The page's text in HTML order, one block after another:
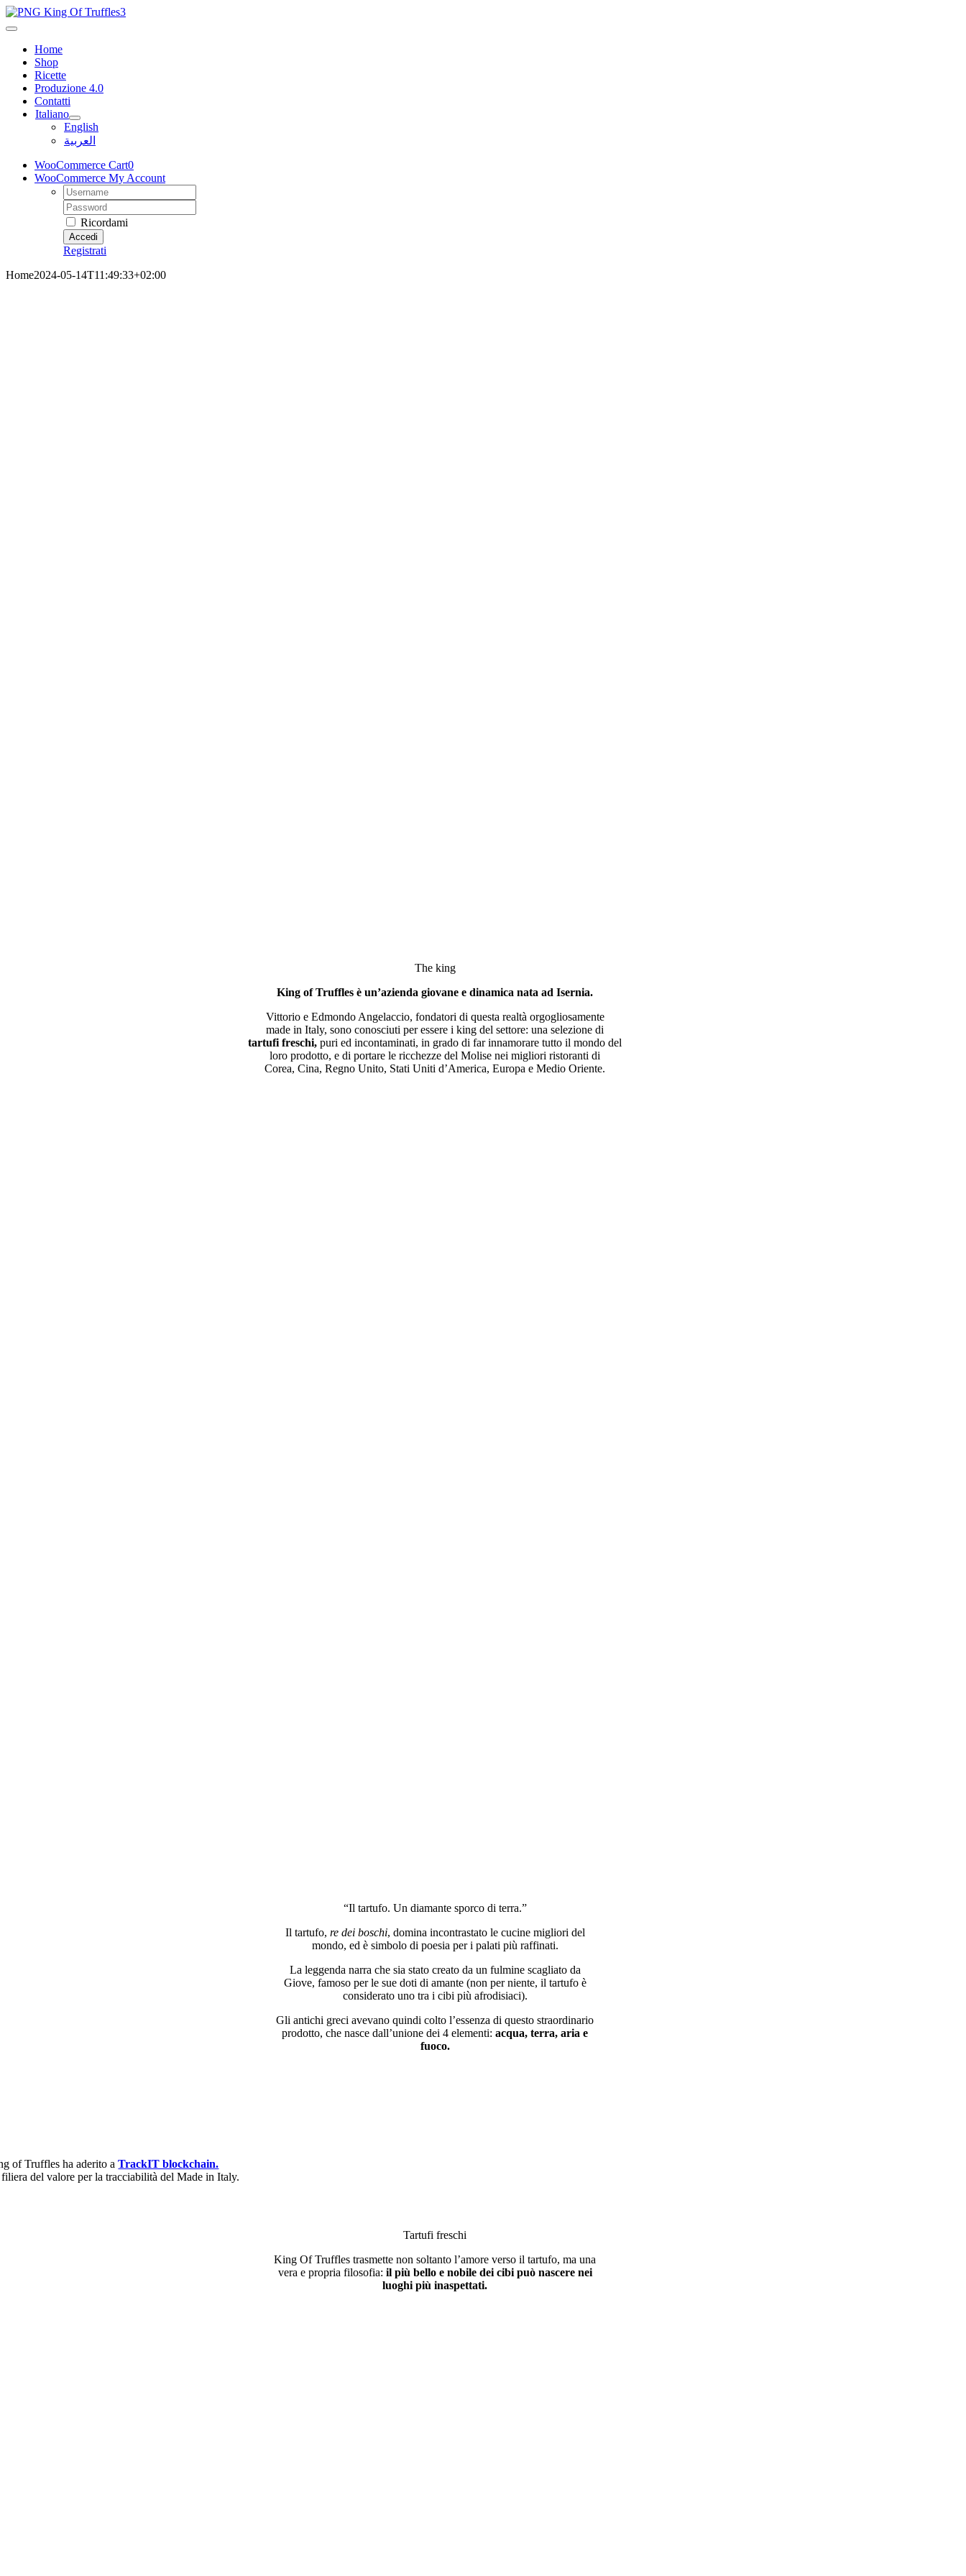
Salta
al
Toggle
NavigationHome
Shop
Ricette
Produzione 4.0
Contatti
Italiano
English
العربية
WooCommerce Cart0
WooCommerce My Account
Username:
Password:
Ricordami
Registrati
Home2024-05-14T11:49:33+02:00
The king
King of Truffles è un’azienda giovane e dinamica nata ad Isernia.
Vittorio e Edmondo Angelaccio, fondatori di questa realtà orgogliosamente
made in Italy, sono conosciuti per essere i king del settore: una selezione di
tartufi freschi,puri ed incontaminati, in grado di far innamorare tutto il mondo del
loro prodotto, e di portare le ricchezze del Molise nei migliori ristoranti di
Corea, Cina, Regno Unito, Stati Uniti d’America, Europa e Medio Oriente.
“Il tartufo. Un diamante sporco di terra.”
Il tartufo, re dei boschi, domina incontrastato le cucine migliori del
mondo, ed è simbolo di poesia per i palati più raffinati.
La leggenda narra che sia stato creato da un fulmine scagliato da
Giove, famoso per le sue doti di amante (non per niente, il tartufo è
considerato uno tra i cibi più afrodisiaci).
Gli antichi greci avevano quindi colto l’essenza di questo straordinario
prodotto, che nasce dall’unione dei 4 elementi:acqua, terra, aria e
fuoco.
of Truffles ha aderito aTrackIT blockchain.
del valore per la tracciabilità del Made in Italy.
Tartufi freschi
King Of Truffles trasmette non soltanto l’amore verso il tartufo, ma una
vera e propria filosofia: il più bello e nobile dei cibi può nascere nei
luoghi più inaspettati.